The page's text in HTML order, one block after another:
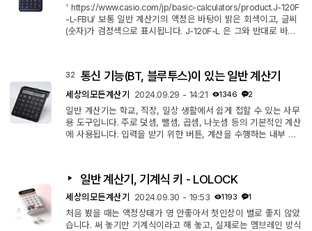
' https://www.casio.com/jp/basic-calculators/product.J-120F
-L-FBU/ 보통 일반 계산기의 액정은 바탕이 밝은 회색이고, 글씨
(숫자)가 검정색으로 표시됩니다. J-120F-L 은 그와 반대로 바탕
특별 : 약간 할로윈 느낌? 2. 케이스가 특별 : 그라디언트 3. 케이
스가 더 특별 : 다양한 디자인 있음. https://web.casio.jp/dentak
32 통신 기능(BT, 블루투스)이 있는 일반 계산기
세상의모든계산기 2024.09.29 - 14:21 1346 2
일반 계산기는 학교, 직장, 일상 생활에서 쉽게 접할 수 있는 사무
용 도구입니다. 주로 덧셈, 뺄셈, 곱셈, 나눗셈 등의 기본적인 계산
에 사용됩니다. 입력을 받기 위한 버튼, 계산을 수행하는 내부 회
키 없는 키보드가 있음. 숫자 키 없어서 불편. 2. 숫자 키만 따로
떼어서 보조 키보드로 만듦. 3. 숫자 키가 있는데, 액정을 붙일까?
일반 계산기, 기계식 키 - LOLOCK
세상의모든계산기 2024.09.30 - 19:53 1193 1
처음 봤을 때는 액정상태가 영 안좋아서 첫인상이 별로 좋지 않았
습니다. 써 놓기만 기계식이라고 해 놓고, 실제로는 멤브레인 방식